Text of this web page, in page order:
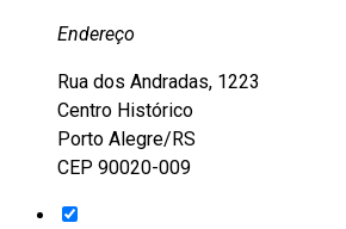
Endereço
Rua dos Andradas, 1223
Centro Histórico
Porto Alegre/RS
CEP 90020-009